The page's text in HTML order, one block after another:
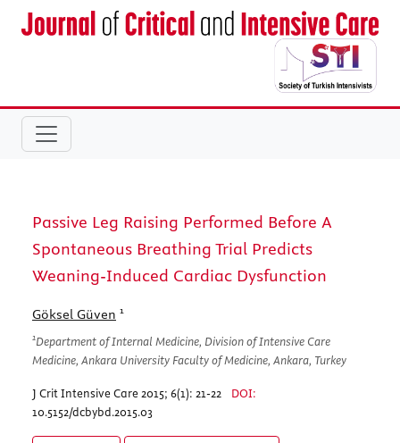
Passive Leg Raising Performed Before A
Spontaneous Breathing Trial Predicts
Weaning-Induced Cardiac Dysfunction
Göksel Güven 1
1Department of Internal Medicine, Division of Intensive Care
Medicine, Ankara University Faculty of Medicine, Ankara, Turkey
J Crit Intensive Care 2015; 6(1): 21-22
DOI:
10.5152/dcbybd.2015.03